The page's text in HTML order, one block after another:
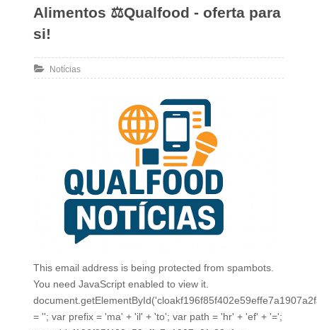
Alimentos ⚖Qualfood - oferta para
si!
Notícias
This email address is being protected from spambots.
You need JavaScript enabled to view it.
= ''; var prefix = 'ma' + 'il' + 'to'; var path = 'hr' + 'ef' + '=';